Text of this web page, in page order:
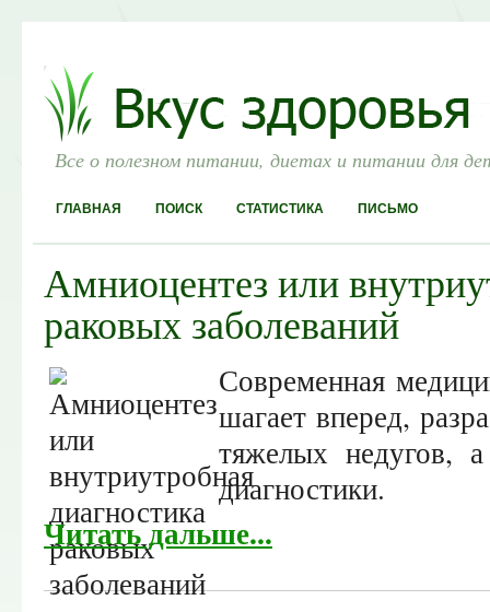
Все о полезном питании, диетах и питании для
ГЛАВНАЯ ПОИСК СТАТИСТИКА ПИСЬМО
Амниоцентез или
раковых заболеваний
Современная
шагает вперед,
тяжелых недугов,
диагностики.
Читать дальше...